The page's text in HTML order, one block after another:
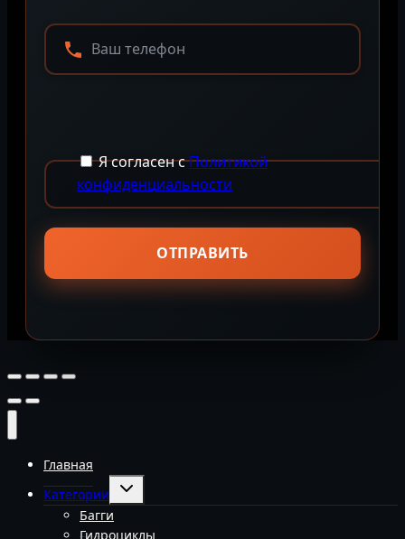
Я согласен сПолитикой
конфиденциальности
Главная
Категории
Переключить
Багги
Гидроциклы